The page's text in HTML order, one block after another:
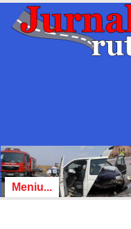
Meniu...